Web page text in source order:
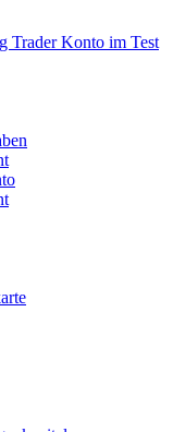
Trader Konto im Test